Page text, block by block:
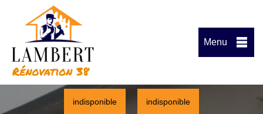
Menu
indisponible indisponible